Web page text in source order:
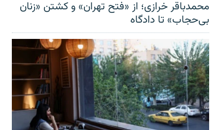
محمدباقر خرازی؛ از «فتح تهران» و کشتن «زنان
بی‌حجاب» تا دادگاه